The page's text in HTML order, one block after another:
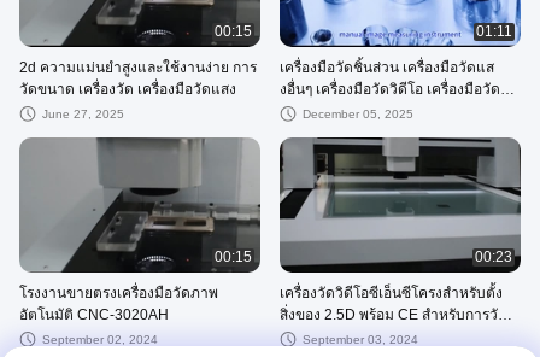
00:15
2d ความแม่นยำสูงและใช้งานง่าย การ
วัดขนาด เครื่องวัด เครื่องมือวัดแสง
June 27, 2025
01:11
เครื่องมือวัดชิ้นส่วน เครื่องมือวัดแส
งอื่นๆ เครื่องมือวัดวิดีโอ เครื่องมือวัด
แสงDecember 05, 2025
00:15
โรงงานขายตรงเครื่องมือวัดภาพ
อัตโนมัติ CNC-3020AH
September 02, 2024
00:23
เครื่องวัดวิดีโอซีเอ็นซีโครงสำหรับตั้ง
สิ่งของ 2.5D พร้อม CE สำหรับการวัด
ชิ้นส่วนโลหะ
September 03, 2024